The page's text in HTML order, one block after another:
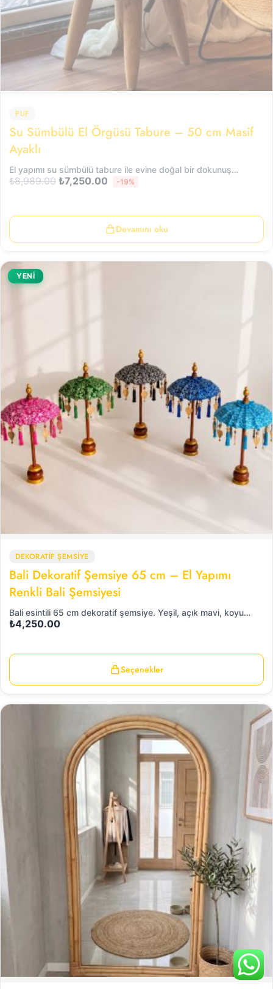
PUF
Su Sümbülü El Örgüsü Tabure – 50 cm Masif
Ayaklı
El yapımı su sümbülü tabure ile evine doğal bir dokunuş…
₺8,989.00 ₺7,250.00 -19%
Devamını oku
YENİ
DEKORATİF ŞEMSİYE
Bali Dekoratif Şemsiye 65 cm – El Yapımı
Renkli Bali Şemsiyesi
Bali esintili 65 cm dekoratif şemsiye. Yeşil, açık mavi, koyu…
₺4,250.00
Seçenekler